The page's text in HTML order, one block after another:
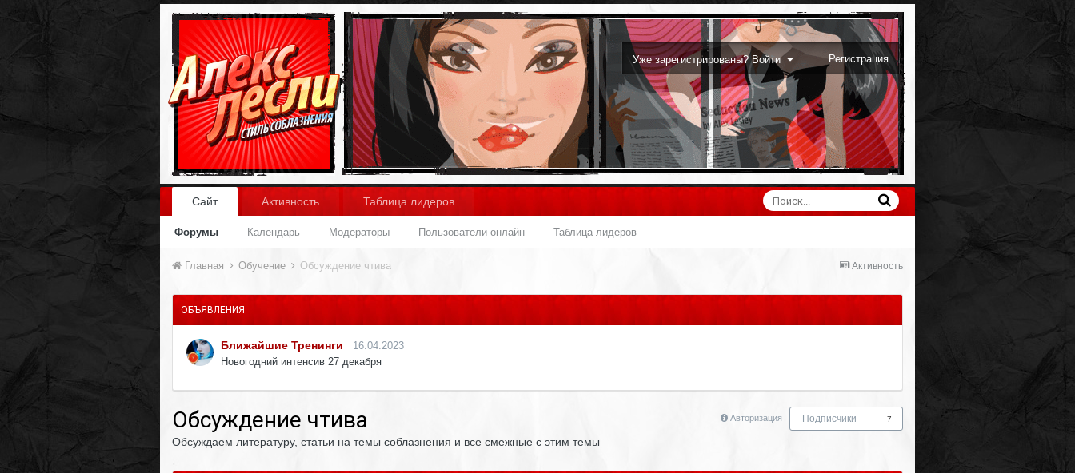
Уже зарегистрированы? Войти Регистрация
Сайт
Форумы Календарь Модераторы Пользователи онлайн Таблица лидеров
Активность Таблица лидеров
Активность
Главная Обучение Обсуждение чтива
ОБЪЯВЛЕНИЯ
Ближайшие Тренинги
16.04.2023
Новогодний интенсив 27 декабря
Обсуждение чтива Авторизация Подписчики 7
Обсуждаем литературу, статьи на темы соблазнения и все смежные с этим темы